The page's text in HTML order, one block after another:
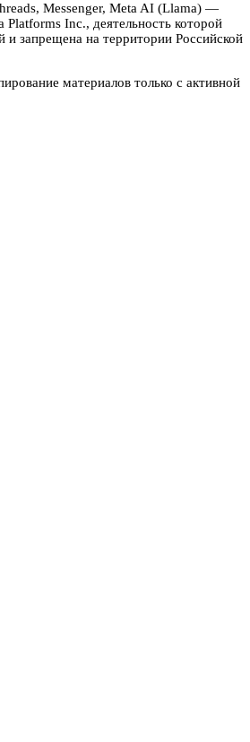
Messenger, Meta AI (Llama) —
Inc., деятельность которой
и запрещена на территории Российской
материалов только с активной